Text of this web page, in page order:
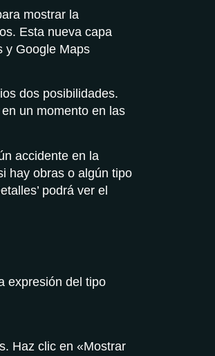
mostrar la
Esta nueva capa
y Google Maps
dos posibilidades.
un momento en las
accidente en la
hay obras o algún tipo
podrá ver el
expresión del tipo
Haz clic en «Mostrar